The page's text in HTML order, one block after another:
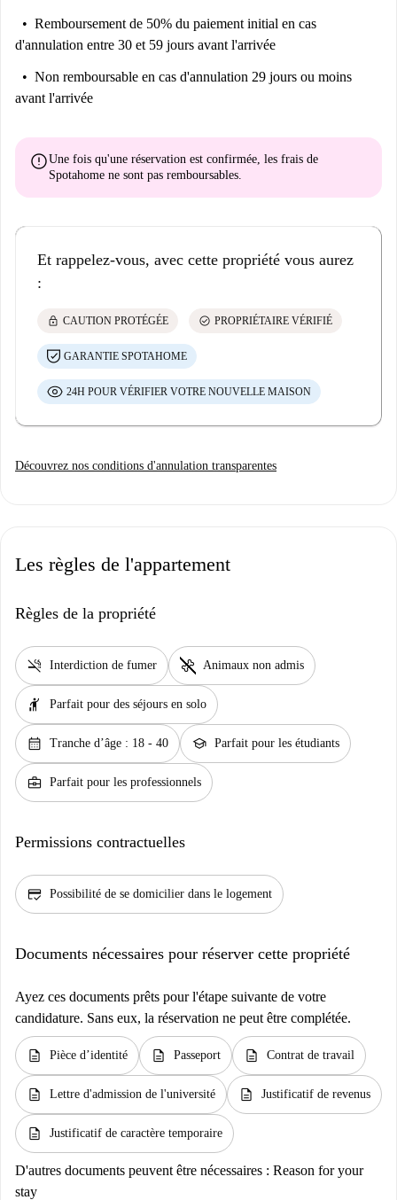
Remboursement de 50% du paiement initial en cas
d'annulation entre 30 et 59 jours avant l'arrivée
Non remboursable en cas d'annulation 29 jours ou moins
avant l'arrivée
errorUne fois qu'une réservation est confirmée, les frais de
Spotahome ne sont pas remboursables
Et rappelez-vous, avec cette propriété vous aurez
:
lock CAUTION PROTÉGÉE check_circle PROPRIÉTAIRE VÉRIFIÉ
GARANTIE SPOTAHOME
24H POUR VÉRIFIER VOTRE NOUVELLE MAISON
Découvrez nos conditions d'annulation transparentes
Les règles de l'appartement
Règles de la propriété
smoke_free Interdiction de fumer pet_supplies Animaux non admis
hail Parfait pour des séjours en solo
calendar_month Tranche d’âge : 18 - 40 school Parfait pour les étudiants
business_center Parfait pour les professionnels
Permissions contractuelles
credit_score Possibilité de se domicilier dans le logement
Documents nécessaires pour réserver cette propriété
Ayez ces documents prêts pour l'étape suivante de votre
candidature. Sans eux, la réservation ne peut être complétée.
description Pièce d’identité description Passeport description Contrat de travail
description Lettre d'admission de l'université description Justificatif de revenus
description Justificatif de caractère temporaire
D'autres documents peuvent être nécessaires : Reason for your
stay